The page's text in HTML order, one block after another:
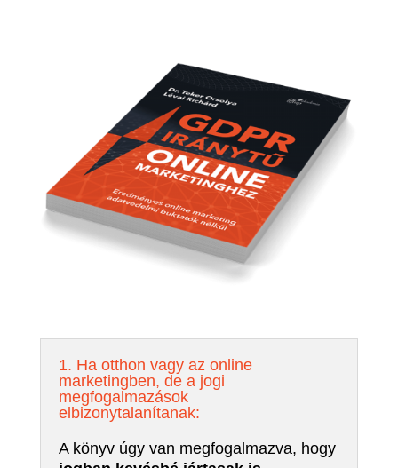
1. Ha otthon vagy az online
marketingben, de a jogi
megfogalmazások
elbizonytalanítanak:
A könyv úgy van megfogalmazva, hogy